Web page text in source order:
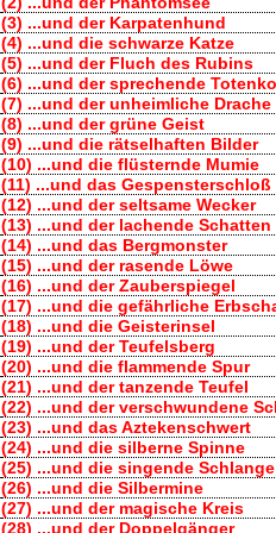
(3) ...und der Karpatenhund
(4) ...und die schwarze Katze
(5) ...und der Fluch des Rubins
(6) ...und der sprechende
(7) ...und der unheimliche Drache
(8) ...und der grüne Geist
(9) ...und die rätselhaften Bilder
(10) ...und die flüsternde Mumie
(11) ...und das Gespensterschloß
(12) ...und der seltsame Wecker
(13) ...und der lachende Schatten
(14) ...und das Bergmonster
(15) ...und der rasende Löwe
(16) ...und der Zauberspiegel
(17) ...und die gefährliche
(18) ...und die Geisterinsel
(19) ...und der Teufelsberg
(20) ...und die flammende Spur
(21) ...und der tanzende Teufel
(22) ...und der verschwundene
(23) ...und das Aztekenschwert
(24) ...und die silberne Spinne
(25) ...und die singende Schlange
(26) ...und die Silbermine
(27) ...und der magische Kreis
(28) ...und der Doppelgänger